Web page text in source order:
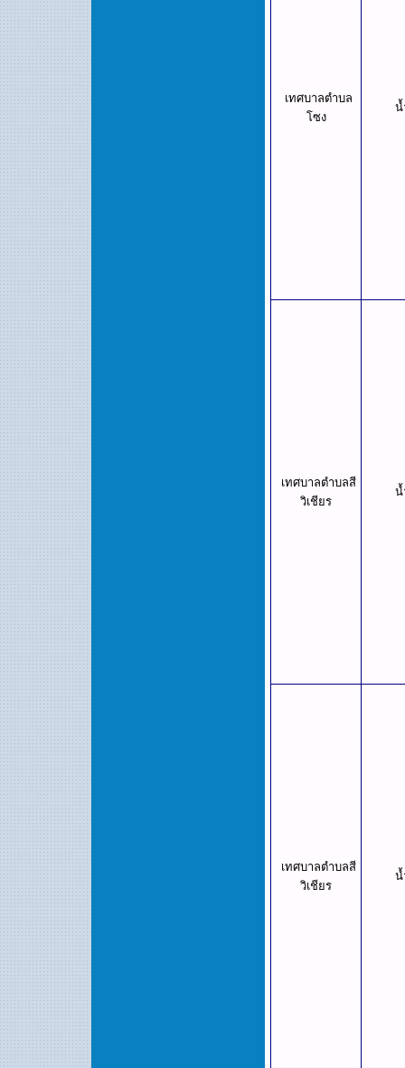
เทศบาลตำบล
โซง
น้
เทศบาลตำบลสี
วิเชียร
น้
เทศบาลตำบลสี
วิเชียร
น้